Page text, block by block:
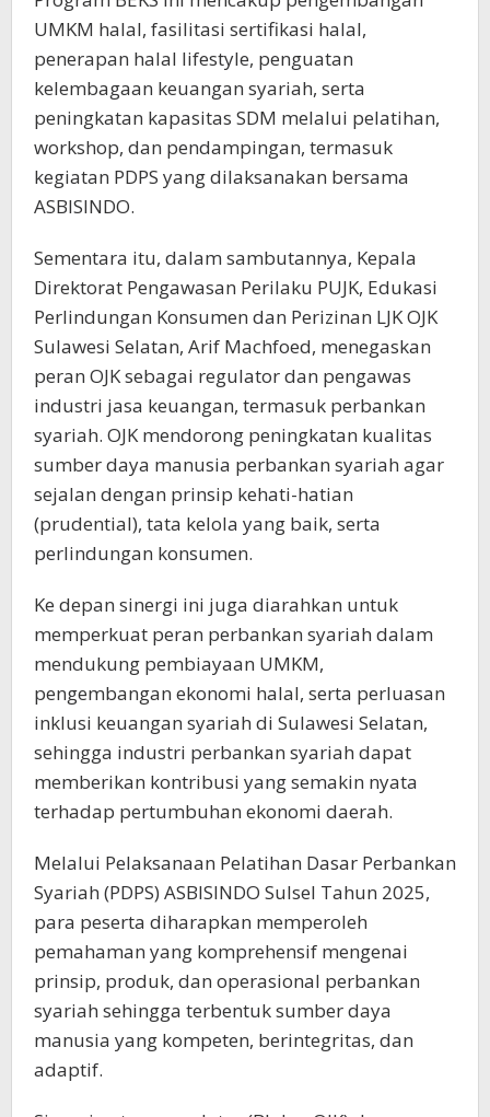
UMKM halal, fasilitasi sertifikasi halal,
penerapan halal lifestyle, penguatan
kelembagaan keuangan syariah, serta
peningkatan kapasitas SDM melalui pelatihan,
workshop, dan pendampingan, termasuk
kegiatan PDPS yang dilaksanakan bersama
ASBISINDO.
Sementara itu, dalam sambutannya, Kepala
Direktorat Pengawasan Perilaku PUJK, Edukasi
Perlindungan Konsumen dan Perizinan LJK OJK
Sulawesi Selatan, Arif Machfoed, menegaskan
peran OJK sebagai regulator dan pengawas
industri jasa keuangan, termasuk perbankan
syariah. OJK mendorong peningkatan kualitas
sumber daya manusia perbankan syariah agar
sejalan dengan prinsip kehati-hatian
(prudential), tata kelola yang baik, serta
perlindungan konsumen.
Ke depan sinergi ini juga diarahkan untuk
memperkuat peran perbankan syariah dalam
mendukung pembiayaan UMKM,
pengembangan ekonomi halal, serta perluasan
inklusi keuangan syariah di Sulawesi Selatan,
sehingga industri perbankan syariah dapat
memberikan kontribusi yang semakin nyata
terhadap pertumbuhan ekonomi daerah.
Melalui Pelaksanaan Pelatihan Dasar Perbankan
Syariah (PDPS) ASBISINDO Sulsel Tahun 2025,
para peserta diharapkan memperoleh
pemahaman yang komprehensif mengenai
prinsip, produk, dan operasional perbankan
syariah sehingga terbentuk sumber daya
manusia yang kompeten, berintegritas, dan
adaptif.